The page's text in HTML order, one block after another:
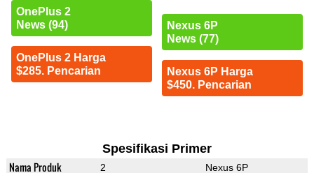
OnePlus 2
News (94)
OnePlus 2 Harga
$285. Pencarian
Nexus 6P
News (77)
Nexus 6P Harga
$450. Pencarian
Spesifikasi Primer
Nama Produk 2 Nexus 6P